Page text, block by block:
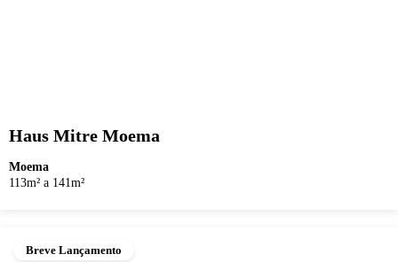
Haus Mitre Moema
Moema
113m² a 141m²
Breve Lançamento